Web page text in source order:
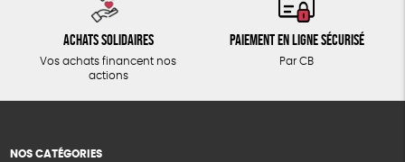
Achats solidaires
Vos achats financent nos
actions
Paiement en ligne sécurisé
Par CB
NOS CATÉGORIES